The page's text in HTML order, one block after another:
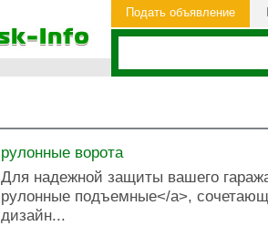
Подать объявление
рулонные ворота
Для надежной защиты вашего
рулонные подъемные</a>,
дизайн...